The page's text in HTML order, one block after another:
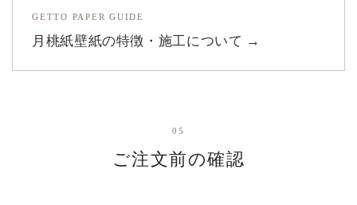
GETTO PAPER GUIDE
月桃紙壁紙の特徴・施工について →
05
ご注文前の確認